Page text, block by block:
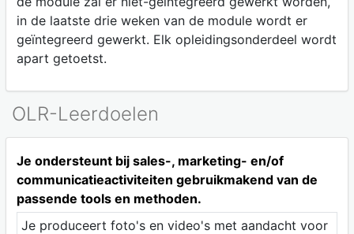
in de laatste drie weken van de module wordt er
geïntegreerd gewerkt. Elk opleidingsonderdeel wordt
apart getoetst.
OLR-Leerdoelen
Je ondersteunt bij sales-, marketing- en/of
communicatieactiviteiten gebruikmakend van de
passende tools en methoden.
Je produceert foto's en video's met aandacht voor